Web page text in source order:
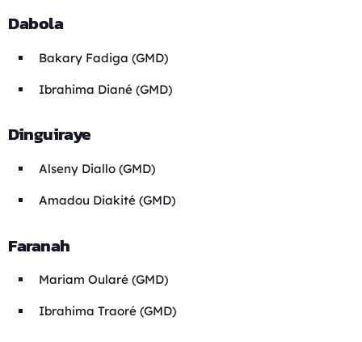
Dabola
Bakary Fadiga (GMD)
Ibrahima Diané (GMD)
Dinguiraye
Alseny Diallo (GMD)
Amadou Diakité (GMD)
Faranah
Mariam Oularé (GMD)
Ibrahima Traoré (GMD)